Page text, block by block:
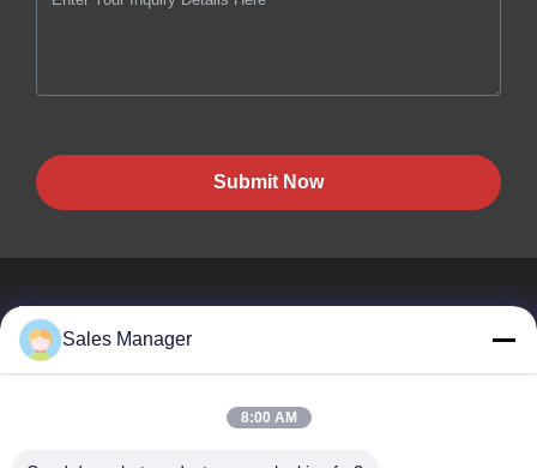
Submit Now
Вы не только покупаете сталь, Вы но и покупаете любовь,
Sales Manager
8:00 AM